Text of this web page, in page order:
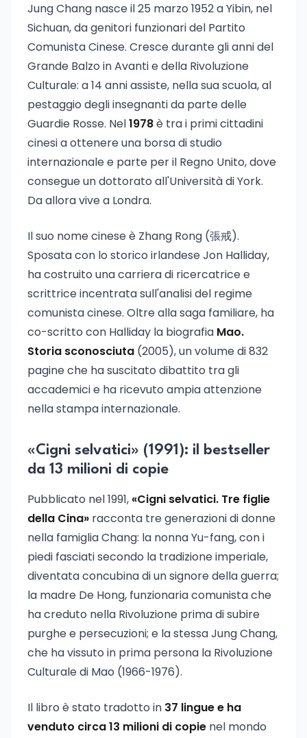
Jung Chang nasce il 25 marzo 1952 a Yibin, nel
Sichuan, da genitori funzionari del Partito
Comunista Cinese. Cresce durante gli anni del
Grande Balzo in Avanti e della Rivoluzione
Culturale: a 14 anni assiste, nella sua scuola, al
pestaggio degli insegnanti da parte delle
Guardie Rosse. Nel1978è tra i primi cittadini
cinesi a ottenere una borsa di studio
internazionale e parte per il Regno Unito, dove
consegue un dottorato all'Università di York.
Da allora vive a Londra.
Il suo nome cinese è Zhang Rong (張戒).
Sposata con lo storico irlandese Jon Halliday,
ha costruito una carriera di ricercatrice e
scrittrice incentrata sull'analisi del regime
comunista cinese. Oltre alla saga familiare, ha
co-scritto con Halliday la biografia Mao.
Storia sconosciuta (2005), un volume di 832
pagine che ha suscitato dibattito tra gli
accademici e ha ricevuto ampia attenzione
nella stampa internazionale.
«Cigni selvatici» (1991): il bestseller
da 13 milioni di copie
Pubblicato nel 1991, «Cigni selvatici. Tre figlie
della Cina» racconta tre generazioni di donne
nella famiglia Chang: la nonna Yu-fang, con i
piedi fasciati secondo la tradizione imperiale,
diventata concubina di un signore della guerra;
la madre De Hong, funzionaria comunista che
ha creduto nella Rivoluzione prima di subire
purghe e persecuzioni; e la stessa Jung Chang,
che ha vissuto in prima persona la Rivoluzione
Culturale di Mao (1966-1976).
Il libro è stato tradotto in 37 lingue e ha
venduto circa 13 milioni di copie nel mondo